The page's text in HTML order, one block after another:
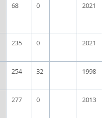
68 0 2021
235 0 2021
254 32 1998
277 0 2013